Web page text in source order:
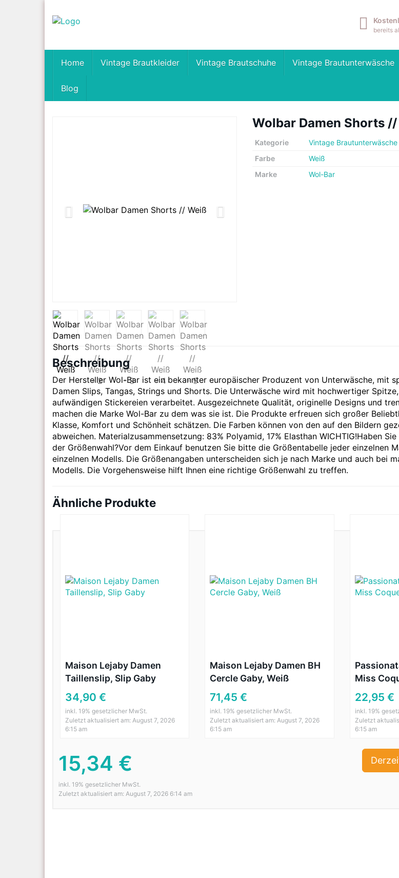
bereits
Home Vintage Brautkleider Vintage Brautschuhe Vintage Brautunterwäsche
Blog
Wolbar Damen Shorts
Kategorie
Vintage Brautunterwäsche
Farbe
Weiß
Marke
Wol-Bar
Beschreibung
Der Hersteller Wol-Bar ist ein bekannter europäischer Produzent von Unterwäsche, mit
Damen Slips, Tangas, Strings und Shorts. Die Unterwäsche wird mit hochwertiger
aufwändigen Stickereien verarbeitet. Ausgezeichnete Qualität, originelle Designs und
machen die Marke Wol-Bar zu dem was sie ist. Die Produkte erfreuen sich großer
Klasse, Komfort und Schönheit schätzen. Die Farben können von den auf den Bildern
abweichen. Materialzusammensetzung: 83% Polyamid, 17% Elasthan WICHTIG!Haben
der Größenwahl?Vor dem Einkauf benutzen Sie bitte die Größentabelle jeder einzelnen
einzelnen Modells. Die Größenangaben unterscheiden sich je nach Marke und auch bei
Modells. Die Vorgehensweise hilft Ihnen eine richtige Größenwahl zu treffen.
Ähnliche Produkte
Maison Lejaby Damen
Taillenslip, Slip Gaby
34,90 €
inkl. 19% gesetzlicher MwSt.
Zuletzt aktualisiert am: August 7, 2026
6:15 am
Maison Lejaby Damen BH
Cercle Gaby, Weiß
71,45 €
inkl. 19% gesetzlicher MwSt.
Zuletzt aktualisiert am: August 7, 2026
6:15 am
Miss
22,95 €
inkl. 19%
Zuletzt
6:15 am
15,34 €
inkl. 19% gesetzlicher MwSt.
Zuletzt aktualisiert am: August 7, 2026 6:14 am